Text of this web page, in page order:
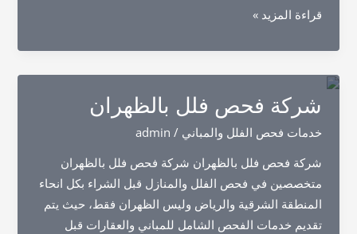
شركة
فلل
بالجبيل
قراءة المزيد »
شركة فحص فلل بالظهران
خدمات فحص الفلل والمباني /
admin
شركة فحص فلل بالظهران شركة فحص فلل بالظهران
متخصصين في فحص الفلل والمنازل قبل الشراء بكل انحاء
المنطقة الشرقية والرياض وليس الظهران فقط، حيث يتم
تقديم خدمات الفحص الشامل للمباني والعقارات قبل